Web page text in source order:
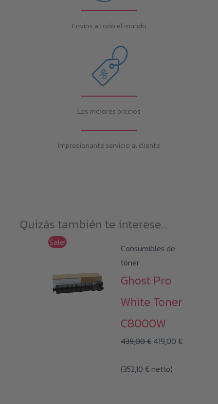
Envíos a todo el mundo
Los mejores precios
Impresionante servicio al cliente
Quizás también te interese...
Sale!
Consumibles de
tóner
Ghost Pro
White Toner
C8000W
439,00€ El
original
419,00 €El
(352,10 € netto)